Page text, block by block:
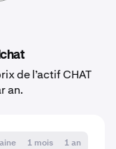
de l’actif CHAT
an.
1 mois 1 an